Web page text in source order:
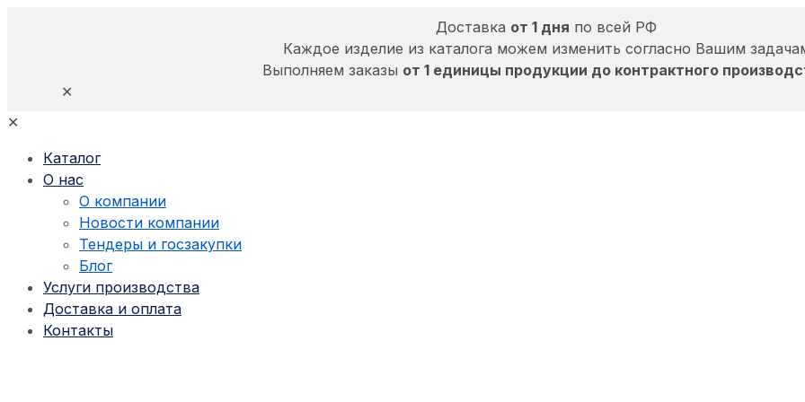
Доставка от 1 дня по всей РФ
Каждое изделие из каталога можем изменить согласно Вашим
Выполняем заказы от 1 единицы продукции до контрактного
✕
✕
Каталог
О нас
О компании
Новости компании
Тендеры и госзакупки
Блог
Услуги производства
Доставка и оплата
Контакты